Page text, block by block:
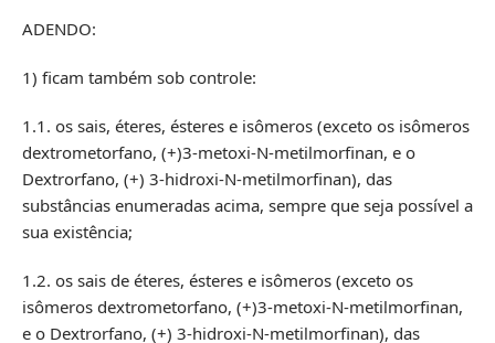
ADENDO:
1) ficam também sob controle:
1.1. os sais, éteres, ésteres e isômeros (exceto os isômeros
dextrometorfano, (+)3-metoxi-N-metilmorfinan, e o
Dextrorfano, (+) 3-hidroxi-N-metilmorfinan), das
substâncias enumeradas acima, sempre que seja possível a
sua existência;
1.2. os sais de éteres, ésteres e isômeros (exceto os
isômeros dextrometorfano, (+)3-metoxi-N-metilmorfinan,
e o Dextrorfano, (+) 3-hidroxi-N-metilmorfinan), das